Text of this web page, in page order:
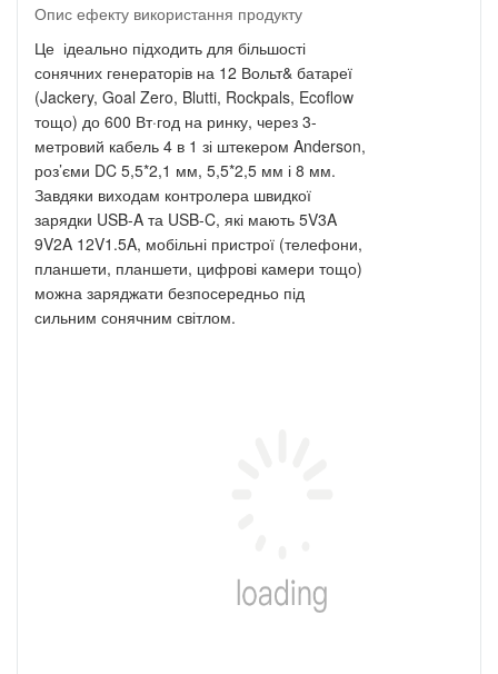
Опис ефекту використання продукту
Це ідеально підходить для більшості
сонячних генераторів на 12 Вольт& батареї
(Jackery, Goal Zero, Blutti, Rockpals, Ecoflow
тощо) до 600 Вт·год на ринку, через 3-
метровий кабель 4 в 1 зі штекером Anderson,
роз’єми DC 5,5*2,1 мм, 5,5*2,5 мм і 8 мм.
Завдяки виходам контролера швидкої
зарядки USB-A та USB-C, які мають 5V3A
9V2A 12V1.5A, мобільні пристрої (телефони,
планшети, планшети, цифрові камери тощо)
можна заряджати безпосередньо під
сильним сонячним світлом.